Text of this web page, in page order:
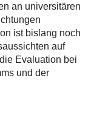
an universitären
ist bislang noch
auf
Evaluation bei
und der